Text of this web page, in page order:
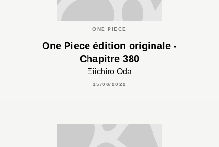
ONE PIECE
One Piece édition originale -
Chapitre 380
Eiichiro Oda
15/06/2022